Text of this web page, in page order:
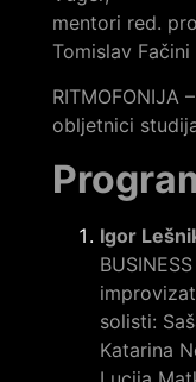
mentori red.
Tomislav Fačini
RITMOFONIJA
obljetnici
Igor
solisti:
Katarina